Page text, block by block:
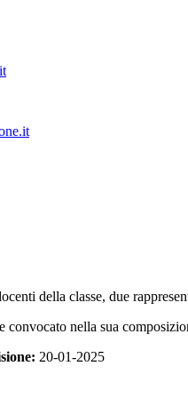
della classe, due
convocato nella sua
20-01-2025